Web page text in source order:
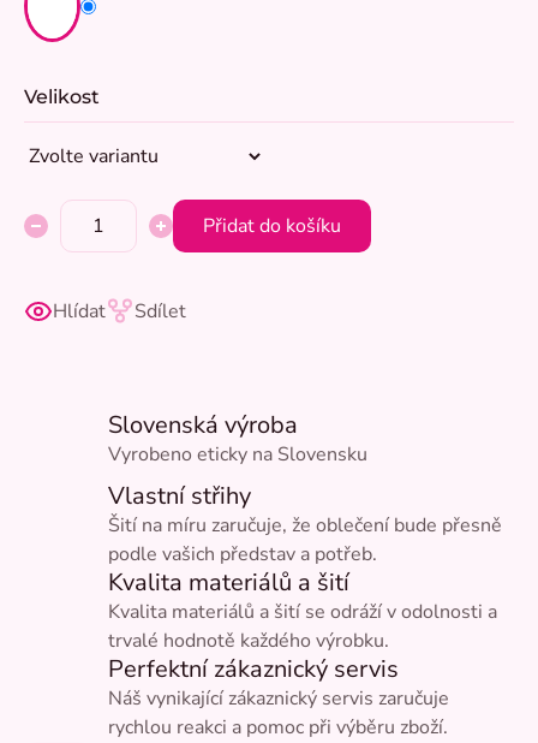
Velikost
Přidat do košíku
Hlídat Sdílet
Slovenská výroba
Vyrobeno eticky na Slovensku
Vlastní střihy
Šití na míru zaručuje, že oblečení bude přesně
podle vašich představ a potřeb.
Kvalita materiálů a šití
Kvalita materiálů a šití se odráží v odolnosti a
trvalé hodnotě každého výrobku.
Perfektní zákaznický servis
Náš vynikající zákaznický servis zaručuje
rychlou reakci a pomoc při výběru zboží.